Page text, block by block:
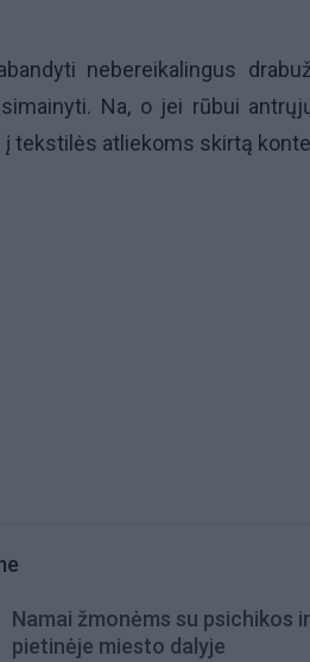
nebereikalingus
Na, o jei rūbui
į tekstilės atliekoms skirtą
Namai žmonėms su psichikos
pietinėje miesto dalyje